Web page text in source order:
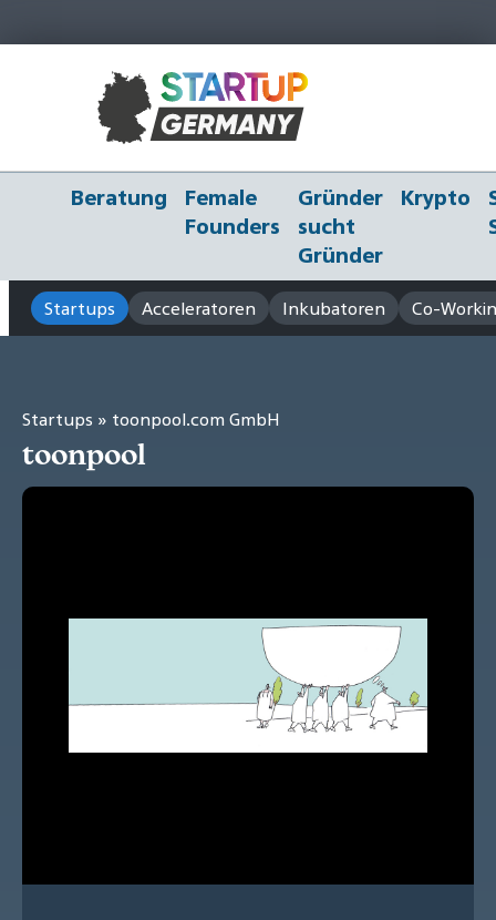
Beratung
Female
Founders
Gründer
sucht
Gründer
Krypto
Startups Acceleratoren Inkubatoren Co-
Startups » toonpool.com GmbH
toonpool